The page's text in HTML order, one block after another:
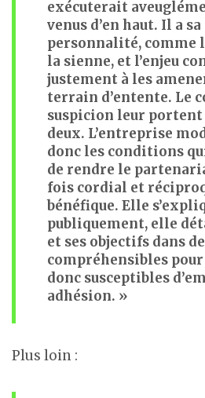
exécuterait
venus d’en haut. Il a
personnalité, comme
la sienne, et l’enjeu
justement à les
terrain d’entente. Le
suspicion leur
deux. L’entreprise
donc les conditions
de rendre le
fois cordial et
bénéfique. Elle
publiquement, elle
et ses objectifs dans
compréhensibles
donc susceptibles
adhésion. »
Plus loin :